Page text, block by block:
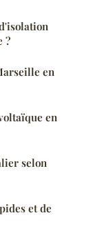
?
en
en
selon
et de